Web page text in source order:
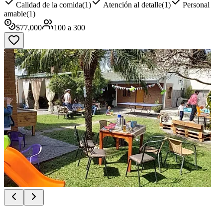
Calidad de la comida(1) Atención al detalle(1)
Personal
amable(1)
$77,000 100 a 300